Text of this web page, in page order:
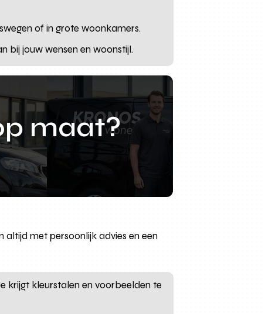
of in grote woonkamers.
bij jouw wensen en woonstijl.
maat?
met persoonlijk advies en een
krijgt kleurstalen en voorbeelden te